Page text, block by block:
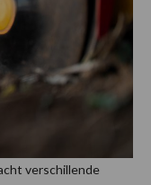
verschillende